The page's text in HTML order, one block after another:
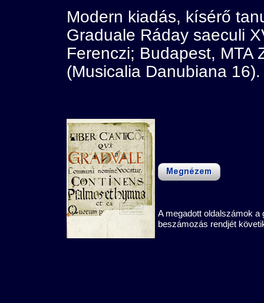
Modern kiadás, kísérő
Graduale Ráday saeculi
Ferenczi; Budapest, MTA
(Musicalia Danubiana 16).
A megadott oldalszámok a
beszámozás rendjét